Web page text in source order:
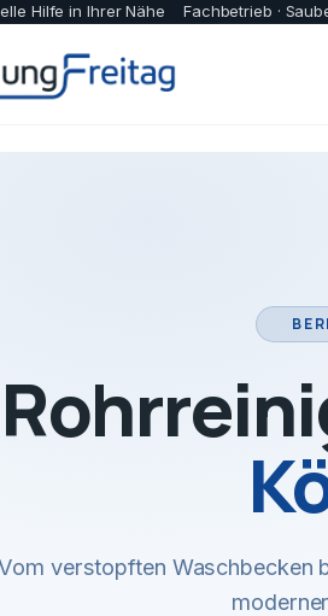
Hilfe in Ihrer Nähe Fachbetrieb ·
verstopften Waschbecken